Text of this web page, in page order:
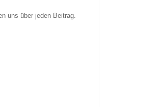
uns über jeden Beitrag.